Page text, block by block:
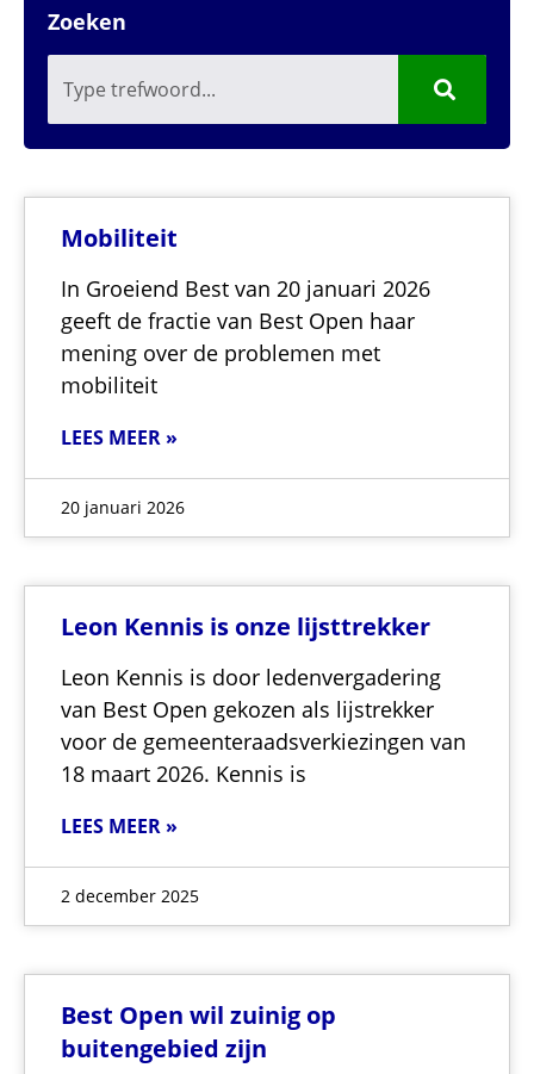
Zoeken
Mobiliteit
In Groeiend Best van 20 januari 2026
geeft de fractie van Best Open haar
mening over de problemen met
mobiliteit
LEES MEER »
20 januari 2026
Leon Kennis is onze lijsttrekker
Leon Kennis is door ledenvergadering
van Best Open gekozen als lijstrekker
voor de gemeenteraadsverkiezingen van
18 maart 2026. Kennis is
LEES MEER »
2 december 2025
Best Open wil zuinig op
buitengebied zijn